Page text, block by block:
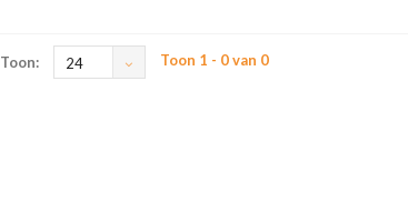
Toon: 24 Toon 1 - 0 van 0